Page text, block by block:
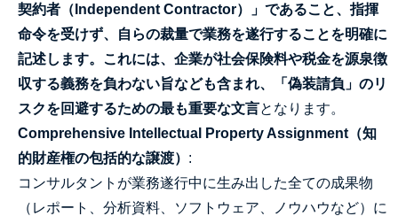
契約者（Independent Contractor）」であること、指揮
命令を受けず、自らの裁量で業務を遂行することを明確に
記述します。これには、企業が社会保険料や税金を源泉徴
収する義務を負わない旨なども含まれ、「偽装請負」のリ
スクを回避するための最も重要な文言となります。
Comprehensive Intellectual Property Assignment（知
的財産権の包括的な譲渡） :
コンサルタントが業務遂行中に生み出した全ての成果物
（レポート、分析資料、ソフトウェア、ノウハウなど）に